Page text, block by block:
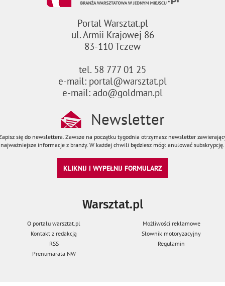
Portal Warsztat.pl
ul. Armii Krajowej 86
83-110 Tczew
tel. 58 777 01 25
e-mail: portal@warsztat.pl
e-mail: ado@goldman.pl
Newsletter
się do newslettera. Zawsze na początku tygodnia otrzymasz newsletter
najważniejsze informacje z branży. W każdej chwili będziesz mógł anulować subskrypcję.
KLIKNIJ I WYPEŁNIJ FORMULARZ
Warsztat.pl
O portalu warsztat.pl
Możliwości reklamowe
Kontakt z redakcją
Słownik motoryzacyjny
RSS
Regulamin
Prenumarata NW